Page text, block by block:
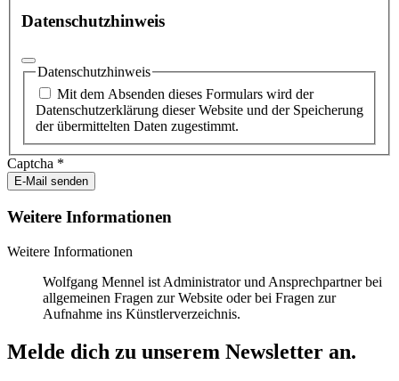
Datenschutzhinweis
Datenschutzhinweis
Mit dem Absenden dieses Formulars wird der
Datenschutzerklärung dieser Website und der Speicherung
der übermittelten Daten zugestimmt.
Captcha *
E-Mail senden
Weitere Informationen
Weitere Informationen
Wolfgang Mennel ist Administrator und Ansprechpartner bei
allgemeinen Fragen zur Website oder bei Fragen zur
Aufnahme ins Künstlerverzeichnis.
Melde dich zu unserem Newsletter an.